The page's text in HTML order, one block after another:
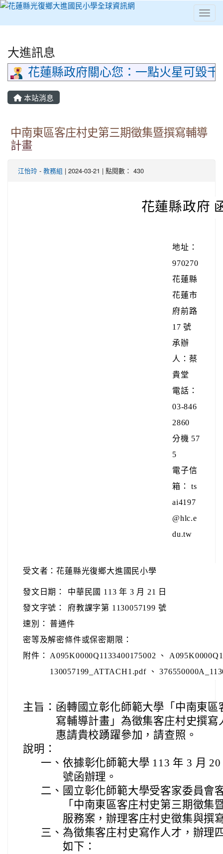
⏸
大進訊息
花蓮縣政府關心您：一點火星可毀
本站消息
中南東區客庄村史第三期徵集暨撰寫輔導
計畫
江怡玲 - 教務組 | 2024-03-21 | 點閱數： 430
花蓮縣政府
地址：
970270
花蓮縣
花蓮市
府前路
17 號
承辦
人：蔡
貴堂
電話：
03-846
2860
分機 57
5
電子信
箱： ts
ai4197
@hlc.e
du.tw
受文者：花蓮縣光復鄉大進國民小學
發文日期：
中華民國 113 年 3 月 21 日
發文字號：
府教課字第 1130057199 號
速別： 普通件
密等及解密條件或保密期限：
附件：
A095K0000Q1133400175002 、
130057199_ATTACH1.pdf 、
主旨： 函轉國立彰化師範大學「中南東
寫輔導計畫」為徵集客庄村史撰
惠請貴校踴躍參加，請查照。
說明：
一、 依據彰化師範大學 113 年 3 月
號函辦理。
二、 國立彰化師範大學受客家委員會
「中南東區客庄村史第三期徵集
服務案，辦理客庄村史徵集與撰
三、 為徵集客庄村史寫作人才，辦理
如下：